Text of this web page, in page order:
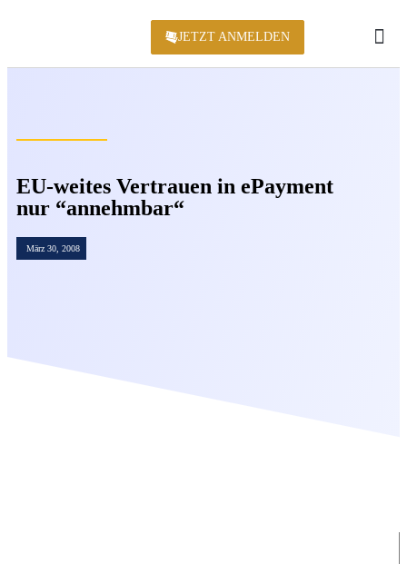
JETZT ANMELDEN
EU-weites Vertrauen in ePayment
nur “annehmbar“
März 30, 2008